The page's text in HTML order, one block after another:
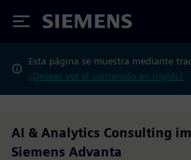
Siemens
Esta página se muestra mediante
¿Deseas ver el contenido en inglés?
AI & Analytics Consulting
Siemens Advanta